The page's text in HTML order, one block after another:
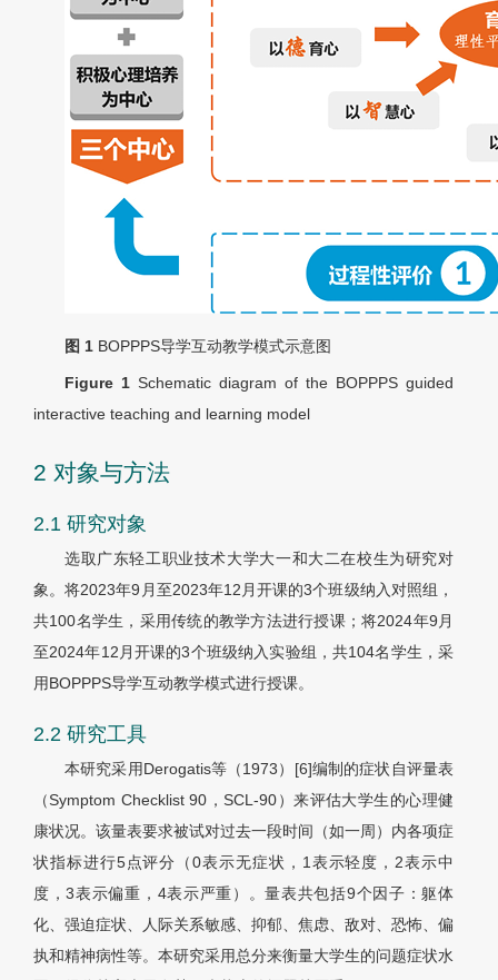
图 1 BOPPPS导学互动教学模式示意图
Figure 1 Schematic diagram of the BOPPPS guided
interactive teaching and learning model
2 对象与方法
2.1 研究对象
选取广东轻工职业技术大学大一和大二在校生为研究对
象。将2023年9月至2023年12月开课的3个班级纳入对照组，
共100名学生，采用传统的教学方法进行授课；将2024年9月
至2024年12月开课的3个班级纳入实验组，共104名学生，采
用BOPPPS导学互动教学模式进行授课。
2.2 研究工具
本研究采用Derogatis等（1973）[6]编制的症状自评量表
（Symptom Checklist 90，SCL-90）来评估大学生的心理健
康状况。该量表要求被试对过去一段时间（如一周）内各项症
状指标进行5点评分（0表示无症状，1表示轻度，2表示中
度，3表示偏重，4表示严重）。量表共包括9个因子：躯体
化、强迫症状、人际关系敏感、抑郁、焦虑、敌对、恐怖、偏
执和精神病性等。本研究采用总分来衡量大学生的问题症状水